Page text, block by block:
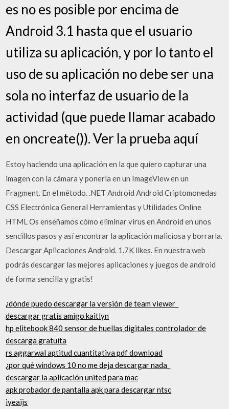
es no es posible por encima de
Android 3.1 hasta que el usuario
utiliza su aplicación, y por lo tanto el
uso de su aplicación no debe ser una
sola no interfaz de usuario de la
actividad (que puede llamar acabado
en oncreate()). Ver la prueba aquí
Estoy haciendo una aplicación en la que quiero capturar una
imagen con la cámara y ponerla en un ImageView en un
Fragment. En el método. .NET Android Android Criptomonedas
CSS Electrónica General Herramientas y Utilidades Online
HTML Os enseñamos cómo eliminar virus en Android en unos
sencillos pasos y así encontrar la aplicación maliciosa y borrarla.
Descargar Aplicaciones Android. 1.7K likes. En nuestra web
podrás descargar las mejores aplicaciones y juegos de android
de forma sencilla y gratis!
¿dónde puedo descargar la versión de team viewer_
descargar gratis amigo kaitlyn
hp elitebook 840 sensor de huellas digitales controlador de
descarga gratuita
rs aggarwal aptitud cuantitativa pdf download
¿por qué windows 10 no me deja descargar nada_
descargar la aplicación united para mac
apk probador de pantalla apk para descargar ntsc
iyeaijs